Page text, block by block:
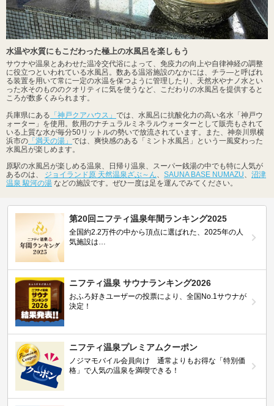
水温や水質にもこだわった極上の水風呂を楽しもう
サウナや温泉とあわせた温冷交代浴によって、免疫力の向上や自律神経の調整
に役立つといわれている水風呂。数ある温浴施設のなかには、チラ―と呼ばれ
る装置を用いて常に一定の水温を保つように管理したり、天然水やナノ水とい
った水そのもののクオリティに気を使うなど、こだわりの水風呂を提供すると
ころが数多くみられます。
兵庫県にある 「神戸クアハウス」 では、水風呂に抗酸化力の高い名水「神戸ウ
ォーター」を使用。飲用のナチュラルミネラルウォーターとして販売もされて
いる上質な水が毎分50リットルの勢いで放流されています。また、神奈川県横
浜市の 「満天の湯」 では、爽快感のある「ミント水風呂」という一風変わった
水風呂が楽しめます。
原駅の水風呂が楽しめる温泉、日帰り温泉、スーパー銭湯の中でも特に人気が
あるのは、 ジョイランド原 天然温泉ざぶ～ん SAUNA BASE NUMAZU
沼津
温泉 駿河の湯 などの施設です。ぜひ一度は足を運んでみてください。
第20回ニフティ温泉年間ランキング2025
全国約2.2万件の中から頂点に選ばれた、2025年の人
気施設は…
ニフティ温泉 サウナランキング2026
おふろ好きユーザーの投票により、全国No.1サウナが
決定！
ニフティ温泉プレミアムクーポン
ノジマモバイル会員向け 通常よりもお得な「特別価
格」で人気の温泉を満喫できる！